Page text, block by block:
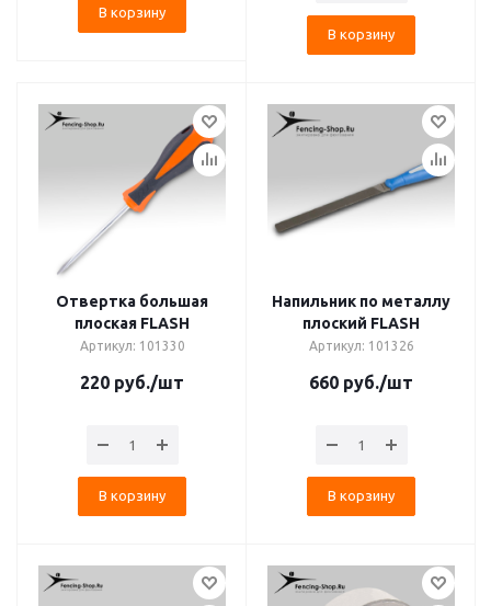
В корзину
В корзину
Отвертка большая
плоская FLASH
Артикул: 101330
220 руб./шт
В корзину
Напильник по металлу
плоский FLASH
Артикул: 101326
660 руб./шт
В корзину